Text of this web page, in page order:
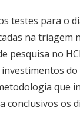
testes para o
na triagem
pesquisa no
que
conclusivos os